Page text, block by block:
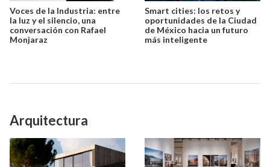
Voces de la Industria: entre
la luz y el silencio, una
conversación con Rafael
Monjaraz
Smart cities: los retos y
oportunidades de la Ciudad
de México hacia un futuro
más inteligente
Arquitectura